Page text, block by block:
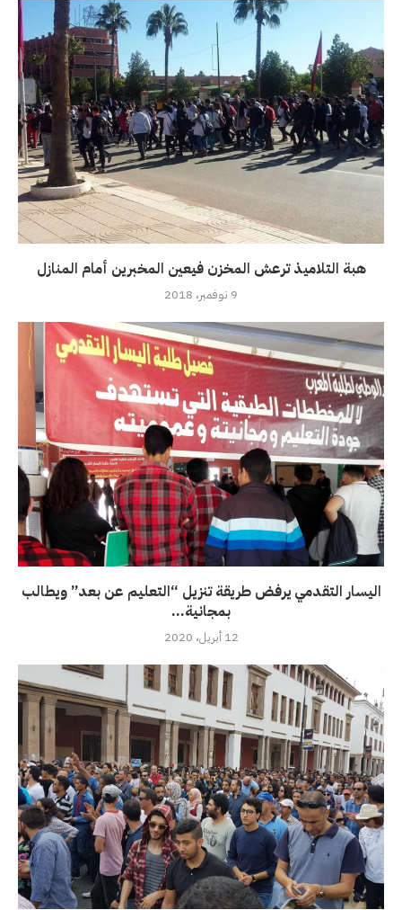
هبة التلاميذ ترعش المخزن فيعين المخبرين أمام المنازل
9 نوفمبر، 2018
اليسار التقدمي يرفض طريقة تنزيل “التعليم عن بعد” ويطالب
بمجانية...
12 أبريل، 2020